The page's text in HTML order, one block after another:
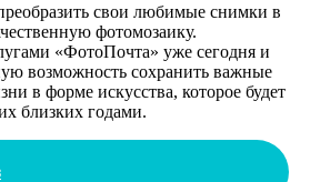
свои любимые снимки в
фотомозаику.
«ФотоПочта» уже сегодня и
возможность сохранить важные
в форме искусства, которое будет
близких годами.